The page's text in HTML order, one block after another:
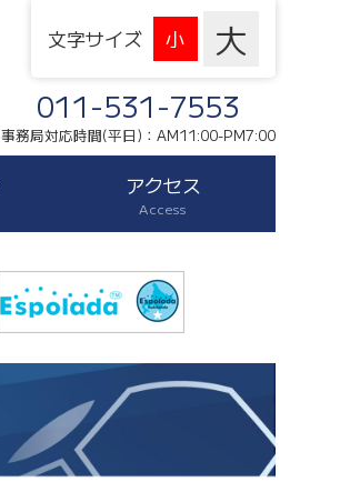
011-531-7553
事務局対応時間(平日)：AM11:00-PM7:00
文字サイズ
アクセス
Access